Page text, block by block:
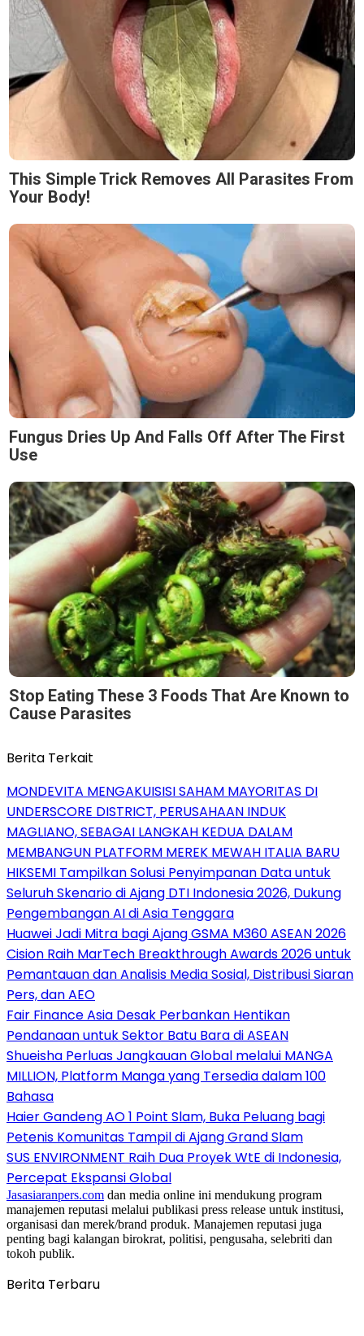
This Simple Trick Removes All Parasites From
Your Body!
Fungus Dries Up And Falls Off After The First
Use
Stop Eating These 3 Foods That Are Known to
Cause Parasites
Berita Terkait
MONDEVITA MENGAKUISISI SAHAM MAYORITAS DI
UNDERSCORE DISTRICT, PERUSAHAAN INDUK
MAGLIANO, SEBAGAI LANGKAH KEDUA DALAM
MEMBANGUN PLATFORM MEREK MEWAH ITALIA BARU
HIKSEMI Tampilkan Solusi Penyimpanan Data untuk
Seluruh Skenario di Ajang DTI Indonesia 2026, Dukung
Pengembangan AI di Asia Tenggara
Huawei Jadi Mitra bagi Ajang GSMA M360 ASEAN 2026
Cision Raih MarTech Breakthrough Awards 2026 untuk
Pemantauan dan Analisis Media Sosial, Distribusi Siaran
Pers, dan AEO
Fair Finance Asia Desak Perbankan Hentikan
Pendanaan untuk Sektor Batu Bara di ASEAN
Shueisha Perluas Jangkauan Global melalui MANGA
MILLION, Platform Manga yang Tersedia dalam 100
Bahasa
Haier Gandeng AO 1 Point Slam, Buka Peluang bagi
Petenis Komunitas Tampil di Ajang Grand Slam
SUS ENVIRONMENT Raih Dua Proyek WtE di Indonesia,
Percepat Ekspansi Global
Jasasiaranpers.com dan media online ini mendukung program
manajemen reputasi melalui publikasi press release untuk institusi,
organisasi dan merek/brand produk. Manajemen reputasi juga
penting bagi kalangan birokrat, politisi, pengusaha, selebriti dan
tokoh publik.
Berita Terbaru